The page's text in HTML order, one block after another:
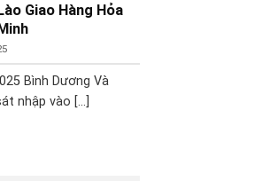
Giao Hàng Hỏa
Bình Dương Và
nhập vào [...]